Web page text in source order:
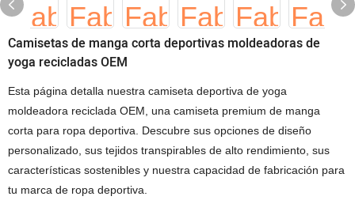
Camisetas de manga corta deportivas moldeadoras de
yoga recicladas OEM
Esta página detalla nuestra camiseta deportiva de yoga
moldeadora reciclada OEM, una camiseta premium de manga
corta para ropa deportiva. Descubre sus opciones de diseño
personalizado, sus tejidos transpirables de alto rendimiento, sus
características sostenibles y nuestra capacidad de fabricación para
tu marca de ropa deportiva.